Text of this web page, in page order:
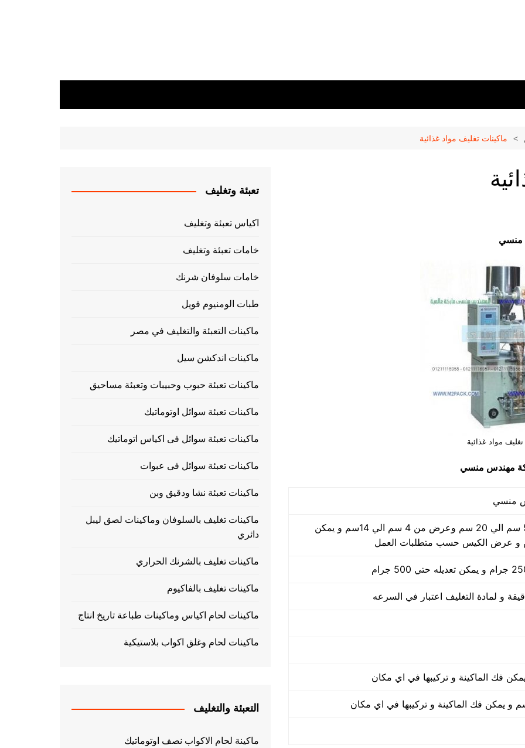
ماكينات تغليف مواد غذائية
منسي
تغليف مواد غذائية
طول الكيس من 5 سم الي 20 سم وعرض من 4 سم الي 14سم و يمكن
و عرض الكيس حسب متطلبات العمل
تعبئة وتغليف
اكياس تعبئة وتغليف
خامات تعبئة وتغليف
خامات سلوفان شرنك
طبات الومنيوم فويل
ماكينات التعبئة والتغليف في مصر
ماكينات اندكشن سيل
ماكينات تعبئة حبوب وحبيبات وتعبئة مساحيق
ماكينات تعبئة سوائل اوتوماتيك
ماكينات تعبئة سوائل فى اكياس اتوماتيك
ماكينات تعبئة سوائل فى عبوات
ماكينات تعبئة نشا ودقيق وبن
ماكينات تغليف بالسلوفان وماكينات لصق ليبل
دائري
ماكينات تغليف بالشرنك الحراري
ماكينات تغليف بالفاكيوم
ماكينات لحام اكياس وماكينات طباعة تاريخ انتاج
ماكينات لحام وغلق اكواب بلاستيكية
التعبئة والتغليف
ماكينة لحام الاكواب نصف اوتوماتيك